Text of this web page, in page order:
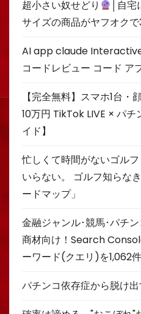
超小さい奴せどり
│自
サイズの商品がヤフオク
AI app claude
コードレビュー コード ア
【完全無料】スマホ1台
10万円 TikTok LIVE × パ
イド】
忙しくて時間がないゴル
いらない。 ゴルフ知らな
ードマップ」
金融ジャンル･競馬･パチ
商材向け！Search
ーワード(クエリ)を1,062
パチンコ依存症から脱け